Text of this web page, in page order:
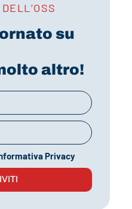
su
altro!
Privacy